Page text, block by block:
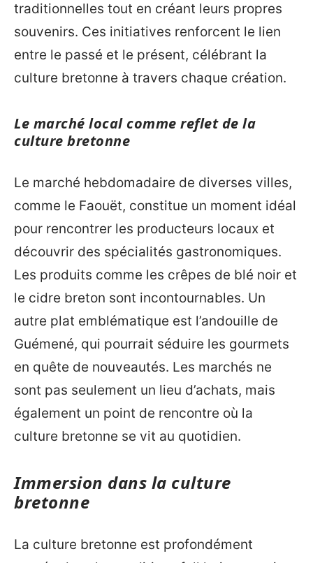
traditionnelles tout en créant leurs propres
souvenirs. Ces initiatives renforcent le lien
entre le passé et le présent, célébrant la
culture bretonne à travers chaque création.
Le marché local comme reflet de la
culture bretonne
Le marché hebdomadaire de diverses villes,
comme le Faouët, constitue un moment idéal
pour rencontrer les producteurs locaux et
découvrir des spécialités gastronomiques.
Les produits comme les crêpes de blé noir et
le cidre breton sont incontournables. Un
autre plat emblématique est l’andouille de
Guémené, qui pourrait séduire les gourmets
en quête de nouveautés. Les marchés ne
sont pas seulement un lieu d’achats, mais
également un point de rencontre où la
culture bretonne se vit au quotidien.
Immersion dans la culture
bretonne
La culture bretonne est profondément